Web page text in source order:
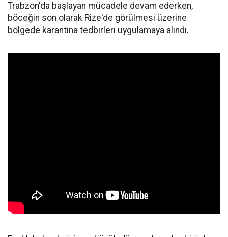
Trabzon'da başlayan mücadele devam ederken,
böceğin son olarak Rize'de görülmesi üzerine
bölgede karantina tedbirleri uygulamaya alındı.